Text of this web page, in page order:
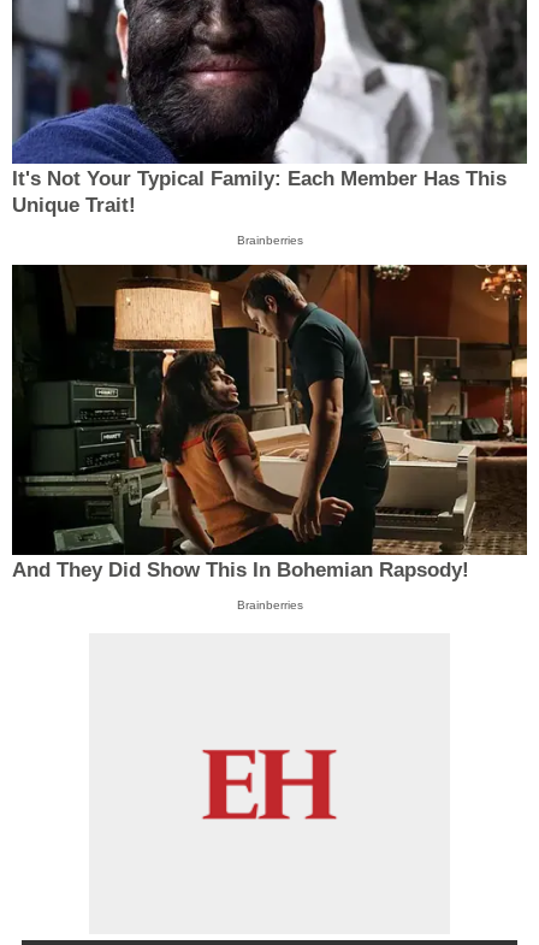
It's Not Your Typical Family: Each Member Has This
Unique Trait!
Brainberries
And They Did Show This In Bohemian Rapsody!
Brainberries